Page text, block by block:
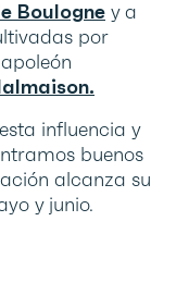
Boulogne y a
por
influencia y
buenos
alcanza su
y junio.